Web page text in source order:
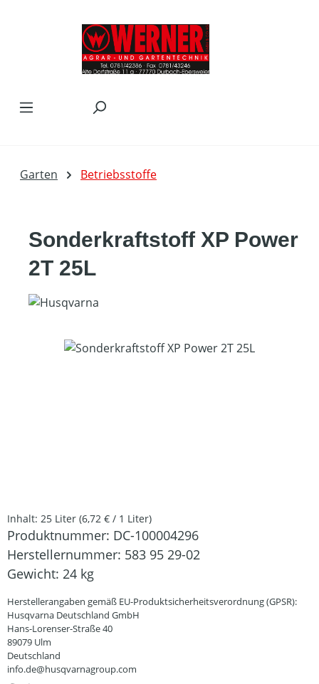
Garten Betriebsstoffe
Sonderkraftstoff XP Power
2T 25L
Bildergalerie überspringen
Inhalt: 25 Liter (6,72 € / 1 Liter)
Produktnummer: DC-100004296
Herstellernummer: 583 95 29-02
Gewicht: 24 kg
Herstellerangaben gemäß EU-Produktsicherheitsverordnung (GPSR):
Husqvarna Deutschland GmbH
Hans-Lorenser-Straße 40
89079 Ulm
Deutschland
info.de@husqvarnagroup.com